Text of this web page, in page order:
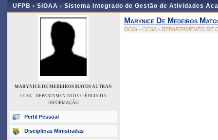
UFPB › SIGAA - Sistema Integrado de Gestão de Atividades
MARYNICE DE MEDEIROS MATOS AUTRAN
CCSA - DEPARTAMENTO DE CIÊNCIA DA
INFORMAÇÃO
Perfil Pessoal
Disciplinas Ministradas
Marynice De Medeiros
DCIN - CCSA - DEPARTAMENTO DE